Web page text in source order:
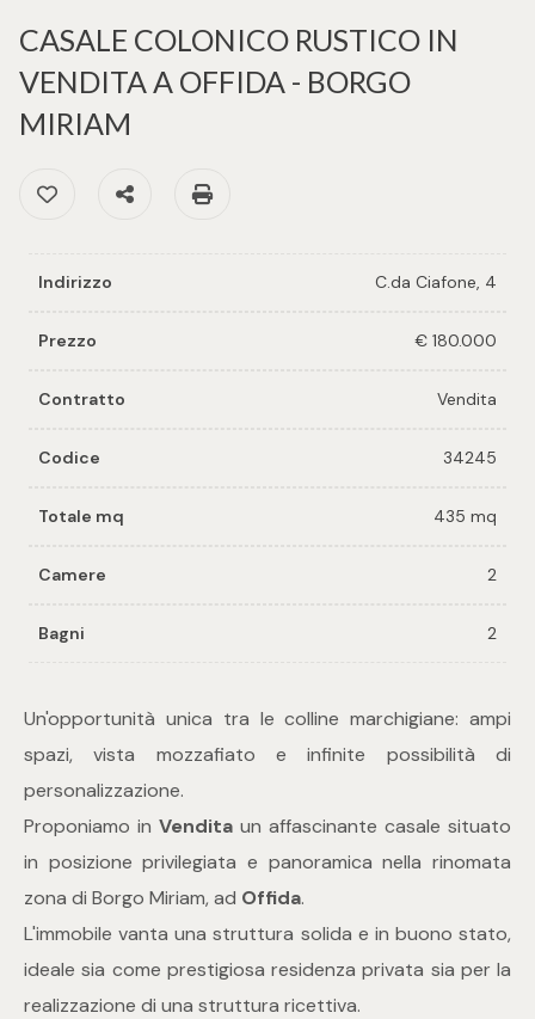
CASALE COLONICO RUSTICO IN
VENDITA A OFFIDA - BORGO
MIRIAM
Preferiti: Cod. 34245
Condividi
Indirizzo C.da Ciafone, 4
Prezzo € 180.000
Contratto Vendita
Codice 34245
Totale mq 435 mq
Camere 2
Bagni 2
Un'opportunità unica tra le colline marchigiane: ampi
spazi, vista mozzafiato e infinite possibilità di
personalizzazione.
Proponiamo in Vendita un affascinante casale situato
in posizione privilegiata e panoramica nella rinomata
zona di Borgo Miriam, ad Offida.
L'immobile vanta una struttura solida e in buono stato,
ideale sia come prestigiosa residenza privata sia per la
realizzazione di una struttura ricettiva.
Richiedi
un
tuo
Provincia
Comune
Tipologia
multiscelta
Qualsiasi
Residenziali
Prezzo